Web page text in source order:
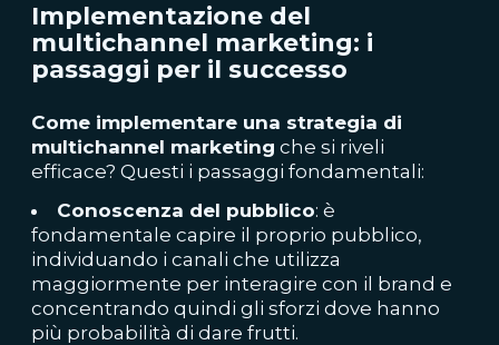
Implementazione del
multichannel marketing: i
passaggi per il successo
Come implementare una strategia di
multichannel marketing che si riveli
efficace? Questi i passaggi fondamentali:
Conoscenza del pubblico: è
fondamentale capire il proprio pubblico,
individuando i canali che utilizza
maggiormente per interagire con il brand e
concentrando quindi gli sforzi dove hanno
più probabilità di dare frutti.